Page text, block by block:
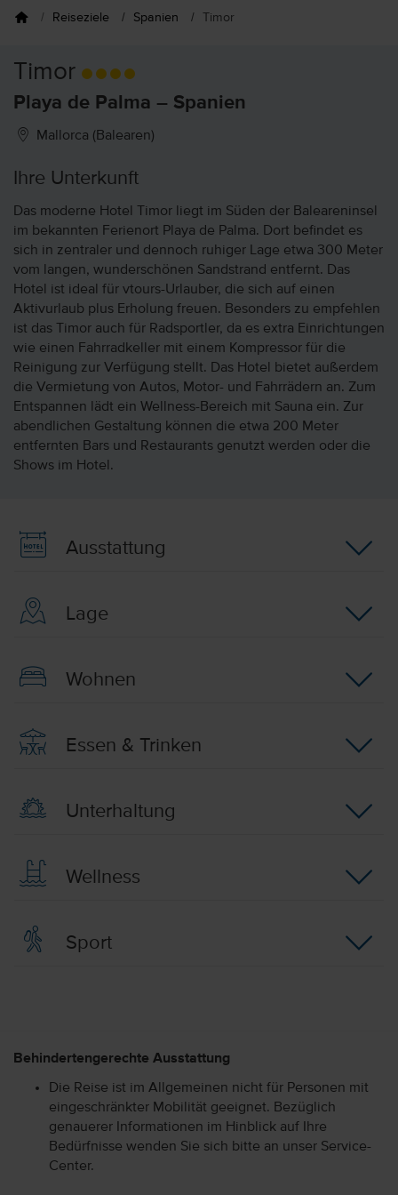
Reiseziele Spanien Timor
Timor
Playa de Palma – Spanien
Mallorca (Balearen)
Ihre Unterkunft
Das moderne Hotel Timor liegt im Süden der Baleareninsel
im bekannten Ferienort Playa de Palma. Dort befindet es
sich in zentraler und dennoch ruhiger Lage etwa 300 Meter
vom langen, wunderschönen Sandstrand entfernt. Das
Hotel ist ideal für vtours-Urlauber, die sich auf einen
Aktivurlaub plus Erholung freuen. Besonders zu empfehlen
ist das Timor auch für Radsportler, da es extra Einrichtungen
wie einen Fahrradkeller mit einem Kompressor für die
Reinigung zur Verfügung stellt. Das Hotel bietet außerdem
die Vermietung von Autos, Motor- und Fahrrädern an. Zum
Entspannen lädt ein Wellness-Bereich mit Sauna ein. Zur
abendlichen Gestaltung können die etwa 200 Meter
entfernten Bars und Restaurants genutzt werden oder die
Shows im Hotel.
Ausstattung
Lage
Wohnen
Essen & Trinken
Unterhaltung
Wellness
Sport
Behindertengerechte Ausstattung
Die Reise ist im Allgemeinen nicht für Personen mit
eingeschränkter Mobilität geeignet. Bezüglich
genauerer Informationen im Hinblick auf Ihre
Bedürfnisse wenden Sie sich bitte an unser Service-
Center.